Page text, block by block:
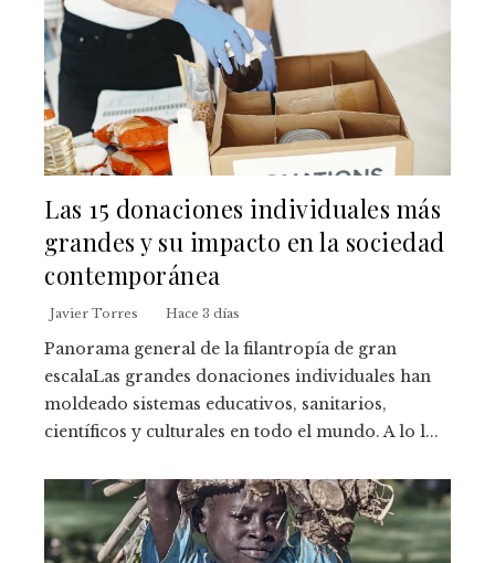
Las 15 donaciones individuales más
grandes y su impacto en la sociedad
contemporánea
Javier Torres Hace 3 días
Panorama general de la filantropía de gran
escalaLas grandes donaciones individuales han
moldeado sistemas educativos, sanitarios,
científicos y culturales en todo el mundo. A lo l...